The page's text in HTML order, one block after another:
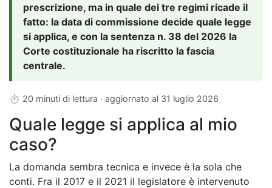
prescrizione, ma in quale dei tre regimi ricade il
fatto: la data di commissione decide quale legge
si applica, e con la sentenza n. 38 del 2026 la
Corte costituzionale ha riscritto la fascia
centrale.
⏱ 20 minuti di lettura · aggiornato al 31 luglio 2026
Quale legge si applica al mio
caso?
La domanda sembra tecnica e invece è la sola che
conti. Fra il 2017 e il 2021 il legislatore è intervenuto